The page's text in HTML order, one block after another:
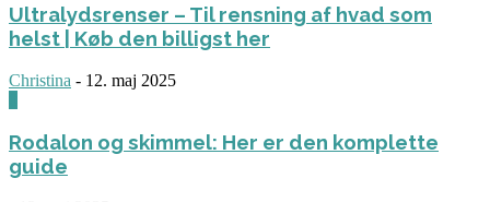
Ultralydsrenser – Til rensning af hvad som
helst | Køb den billigst her
Christina - 12. maj 2025
Rodalon og skimmel: Her er den komplette
guide